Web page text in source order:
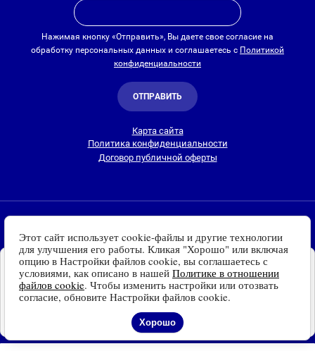
Установите наш сайт на
Ваше устройство
Доступно для устройств
на платформе Android
Установить
Нажимая кнопку «Отправить», Вы даете свое согласие на
обработку персональных данных и соглашаетесь с Политикой
конфиденциальности
ОТПРАВИТЬ
Карта сайта
Политика конфиденциальности
Договор публичной оферты
Люстры, светильники и другие приборы освещения для
дома и улицы с доставкойпо всей России. Все права
защищены.
Информация о технических характеристиках, стране изготовления, внешнем
виде и цвете товаровносит справочный
и основывается на последних доступных к моменту публикации
сведениях
Этот сайт использует cookie-файлы и другие технологии
для улучшения его работы. Кликая "Хорошо" или включая
опцию в Настройки файлов cookie, вы соглашаетесь с
условиями, как описано в нашей Политике в отношении
файлов cookie. Чтобы изменить настройки или отозвать
согласие, обновите Настройки файлов cookie.
Хорошо